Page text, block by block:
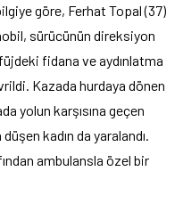
göre, Ferhat Topal (37)
sürücünün direksiyon
fidana ve aydınlatma
Kazada hurdaya dönen
yolun karşısına geçen
kadın da yaralandı.
ambulansla özel bir